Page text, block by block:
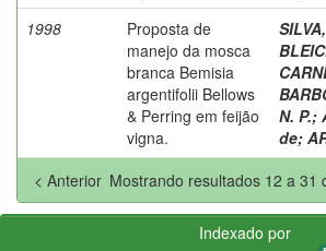
1998
Proposta de
manejo da mosca
branca Bemisia
argentifolii Bellows
& Perring em feijão
vigna.
N. P.;
de;
Mostrando resultados 12 a 31
< Anterior
Indexado por